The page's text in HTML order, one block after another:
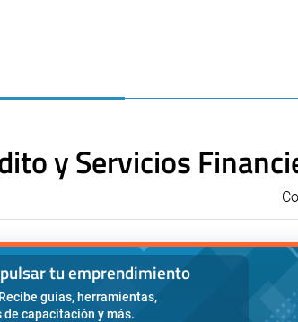
y Servicios
tu emprendimiento
guías, herramientas,
capacitación y más.